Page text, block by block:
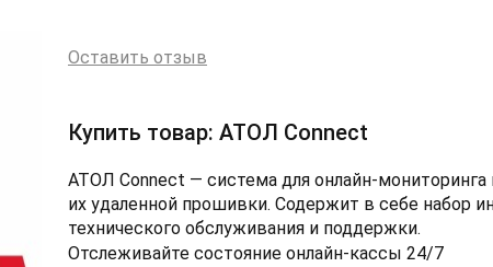
Оставить отзыв
Купить товар: АТОЛ Connect
АТОЛ Connect — система для онлайн-мониторинга
их удаленной прошивки. Содержит в себе набор
технического обслуживания и поддержки.
Отслеживайте состояние онлайн-кассы 24/7